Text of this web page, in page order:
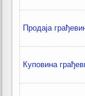
Продаја
Куповина